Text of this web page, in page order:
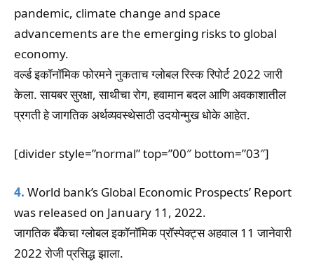
pandemic, climate change and space
advancements are the emerging risks to global
economy.
वर्ल्ड इकॉनॉमिक फोरमने नुकताच ग्लोबल रिस्क रिपोर्ट 2022 जारी
केला. सायबर सुरक्षा, साथीचा रोग, हवामान बदल आणि अवकाशातील
प्रगती हे जागतिक अर्थव्यवस्थेसाठी उदयोन्मुख धोके आहेत.
[divider style=”normal” top=”00″ bottom=”03″]
4. World bank’s Global Economic Prospects’ Report
was released on January 11, 2022.
जागतिक बँकेचा ग्लोबल इकॉनॉमिक प्रॉस्पेक्ट्स अहवाल 11 जानेवारी
2022 रोजी प्रसिद्ध झाला.